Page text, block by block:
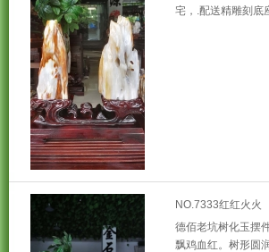
宅，.配送精雕刻底
NO.7333红红火火
德佰老坑树化玉摆
飘鸡血红。树形圆